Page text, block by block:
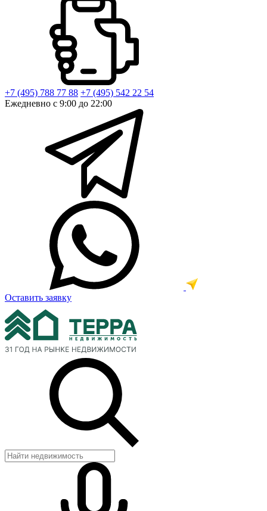
+7 (495) 788 77 88 +7 (495) 542 22 54
Ежедневно с 9:00 до 22:00
Оставить заявку